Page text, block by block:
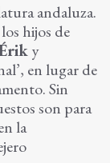
andaluza.
hijos de
y
en lugar de
Sin
son para
la